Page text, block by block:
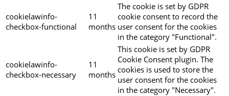
cookielawinfo-
checkbox-functional
11
months
The cookie is set by GDPR
cookie consent to record the
user consent for the cookies
in the category "Functional".
cookielawinfo-
checkbox-necessary
11
months
This cookie is set by GDPR
Cookie Consent plugin. The
cookies is used to store the
user consent for the cookies
in the category "Necessary".